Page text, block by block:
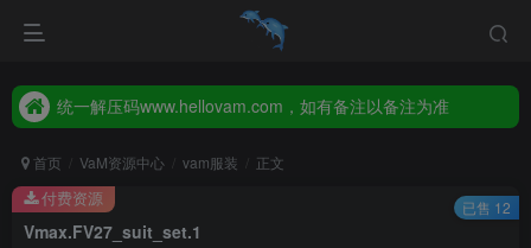
统一解压码www.hellovam.com，如有备注以备注为准
统一解压码www.hellovam.com，如有备注以备注为准
首页 VaM资源中心 vam服装 正文
Vmax.FV27_suit_set.1
付费资源 已售 12